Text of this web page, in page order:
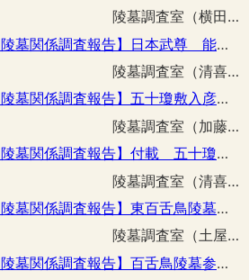
陵墓調査室（横田 真吾）
【平成28年度 陵墓関係調査報告】日本武尊 能褒野墓外構柵その他整備工事に伴う立会調査
陵墓調査室（清喜 裕二）
【平成28年度 陵墓関係調査報告】五十瓊敷入彦尊命 宇度墓墳塋護岸その他整備工事に伴う立会調査
陵墓調査室（加藤 一郎）
【平成28年度 陵墓関係調査報告】付載 五十瓊敷入彦尊命 宇度墓濠内堆積土採取調査について
陵墓調査室（清喜 裕二）
【平成28年度 陵墓関係調査報告】東百舌鳥陵墓参考地駒形制札改築工事に伴う立会調査
陵墓調査室（土屋 隆史）
【平成28年度 陵墓関係調査報告】百舌鳥陵墓参考地駒形制札改築工事に伴う立会調査